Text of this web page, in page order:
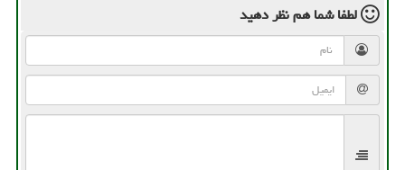
لطفا شما همنظر دهید